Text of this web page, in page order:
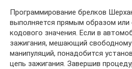
Программирование брелков
выполняется прямым образом или
кодового значения. Если в
зажигания, мешающий
манипуляций, понадобится
цепь зажигания. Завершив